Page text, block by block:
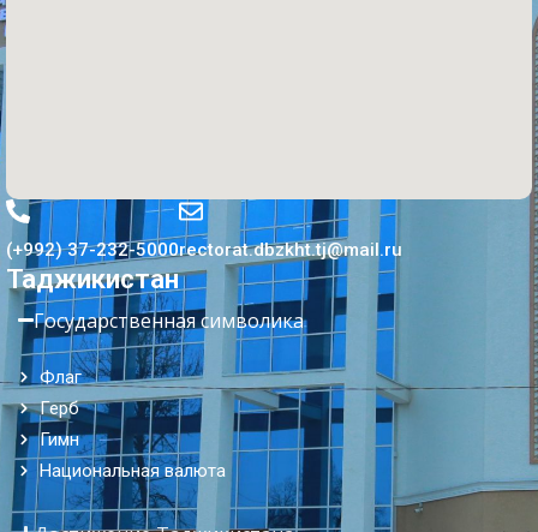
(+992) 37-232-5000rectorat.dbzkht.tj@mail.ru
Таджикистан
Государственная символика
Флаг
Герб
Гимн
Национальная валюта